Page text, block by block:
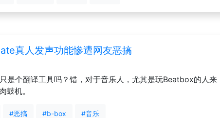
真人发声功能惨遭网友恶搞
是个翻译工具吗？错，对于音乐人，尤其是玩Beatbox的人来
鼓机。
#恶搞 #b-box #音乐